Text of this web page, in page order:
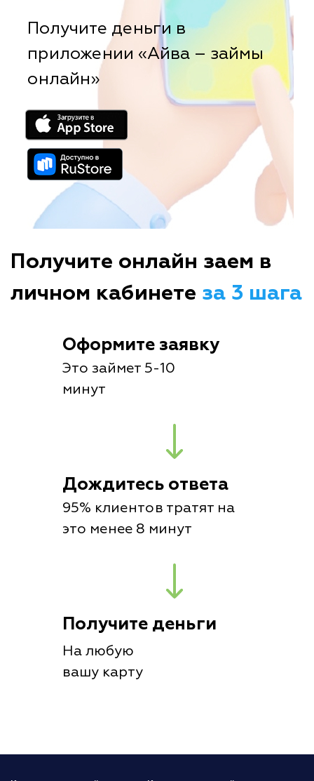
Получите деньги в
приложении «Айва – займы
онлайн»
Получите онлайн заем в
личном кабинете за 3 шага
Оформите заявку
Это займет 5-10
минут
Дождитесь ответа
95% клиентов тратят на
это менее 8 минут
Получите деньги
На любую
вашу карту